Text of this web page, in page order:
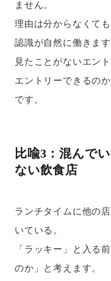
ません。
理由は分からなくて
認識が自然に働きます
見たことがないエン
エントリーできるの
です。
比喩3：混んで
ない飲食店
ランチタイムに他の
いている。
「ラッキー」と入る
のか」と考えます。